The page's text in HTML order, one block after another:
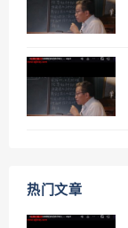
热门文章